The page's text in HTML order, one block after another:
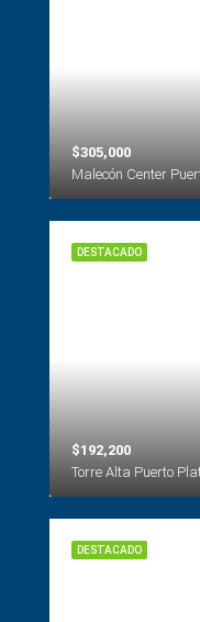
$305,000
Malecón Center
DESTACADO
$192,200
Torre Alta Puerto
DESTACADO